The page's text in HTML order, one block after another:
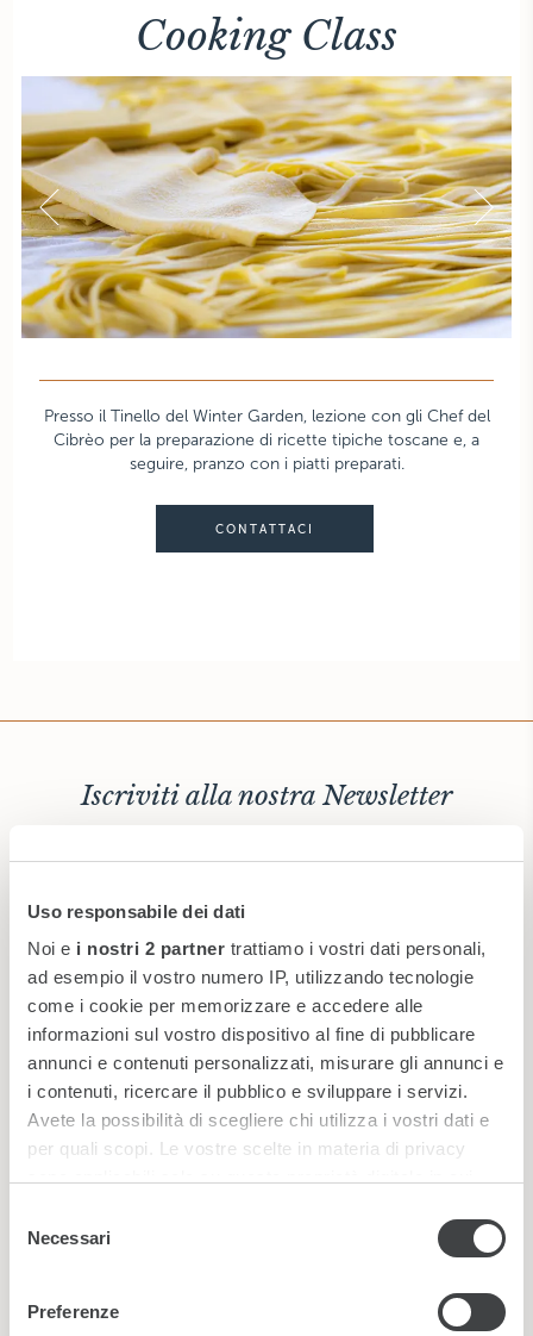
Uso responsabile dei dati
Noi e i nostri 2 partner trattiamo i vostri dati personali,
ad esempio il vostro numero IP, utilizzando tecnologie
come i cookie per memorizzare e accedere alle
informazioni sul vostro dispositivo al fine di pubblicare
annunci e contenuti personalizzati, misurare gli annunci e
i contenuti, ricercare il pubblico e sviluppare i servizi.
Avete la possibilità di scegliere chi utilizza i vostri dati e
per quali scopi. Le vostre scelte in materia di privacy
revocare il proprio consenso in qualsiasi momento dalla
Dichiarazione sui cookie o facendo clic sull'icona di
delNecessari
Preferenze
Cooking Class
Presso il Tinello del Winter Garden, lezione con gli Chef del
Cibrèo per la preparazione di ricette tipiche toscane e, a
seguire, pranzo con i piatti preparati.
CONTATTACI
Iscriviti alla nostra Newsletter
Ho letto e accetto laprivacy policy *